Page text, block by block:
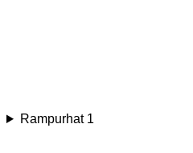
Rampurhat 1